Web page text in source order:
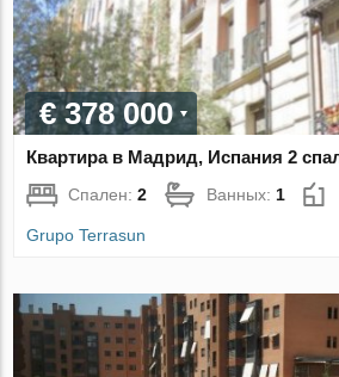
€ 378 000
Квартира в Мадрид, Испания 2
Спален:2 Ванных:1
Grupo Terrasun